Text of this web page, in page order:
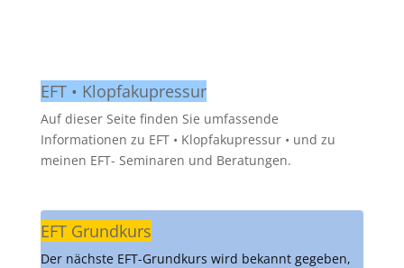
EFT • Klopfakupressur
Auf dieser Seite finden Sie umfassende
Informationen zu EFT • Klopfakupressur • und zu
meinen EFT- Seminaren und Beratungen.
EFT Grundkurs
Der nächste EFT-Grundkurs wird bekannt gegeben,